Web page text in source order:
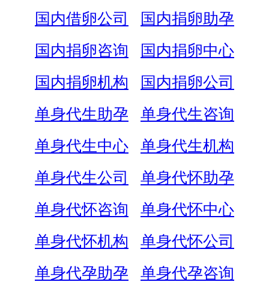
国内借卵公司
国内捐卵助孕
国内捐卵咨询
国内捐卵中心
国内捐卵机构
国内捐卵公司
单身代生助孕
单身代生咨询
单身代生中心
单身代生机构
单身代生公司
单身代怀助孕
单身代怀咨询
单身代怀中心
单身代怀机构
单身代怀公司
单身代孕助孕
单身代孕咨询